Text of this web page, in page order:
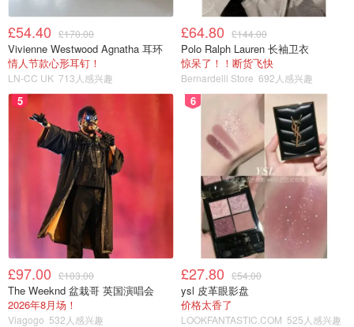
£54.40 £170.00
Vivienne Westwood Agnatha 耳环
情人节款心形耳钉！
LN-CC UK 713人感兴趣
£64.80 £144.00
Polo Ralph Lauren 长袖卫衣
惊呆了！！断货飞快
Bernardelli Store 692人感兴趣
5
£97.00 £103.00
The Weeknd 盆栽哥 英国演唱会
2026年8月场！
Viagogo 532人感兴趣
6
£27.80 £54.00
ysl 皮革眼影盘
价格太香了
LOOKFANTASTIC.COM 525人感兴趣